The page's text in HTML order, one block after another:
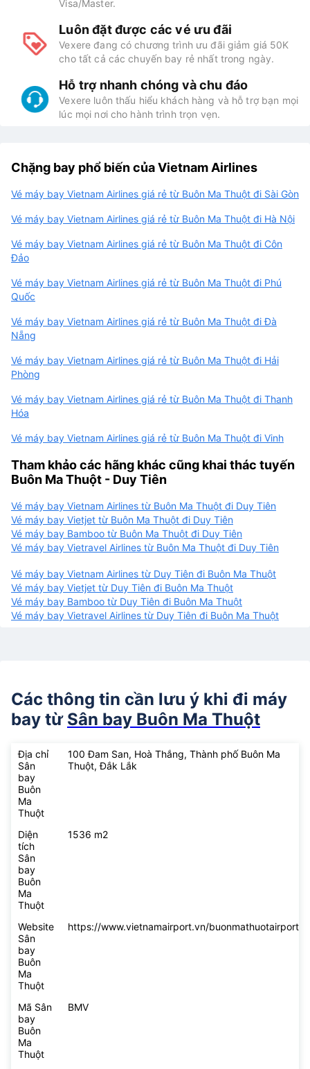
Visa/Master.
Luôn đặt được các vé ưu đãi
Vexere đang có chương trình ưu đãi giảm giá 50K
cho tất cả các chuyến bay rẻ nhất trong ngày.
Hỗ trợ nhanh chóng và chu đáo
Vexere luôn thấu hiểu khách hàng và hỗ trợ bạn mọi
lúc mọi nơi cho hành trình trọn vẹn.
Chặng bay phổ biến của Vietnam Airlines
Vé máy bay Vietnam Airlines giá rẻ từ Buôn Ma Thuột đi Sài Gòn
Vé máy bay Vietnam Airlines giá rẻ từ Buôn Ma Thuột đi Hà Nội
Vé máy bay Vietnam Airlines giá rẻ từ Buôn Ma Thuột đi Côn
Đảo
Vé máy bay Vietnam Airlines giá rẻ từ Buôn Ma Thuột đi Phú
Quốc
Vé máy bay Vietnam Airlines giá rẻ từ Buôn Ma Thuột đi Đà
Nẵng
Vé máy bay Vietnam Airlines giá rẻ từ Buôn Ma Thuột đi Hải
Phòng
Vé máy bay Vietnam Airlines giá rẻ từ Buôn Ma Thuột đi Thanh
Hóa
Vé máy bay Vietnam Airlines giá rẻ từ Buôn Ma Thuột đi Vinh
Tham khảo các hãng khác cũng khai thác tuyến
Buôn Ma Thuột - Duy Tiên
Vé máy bay Vietnam Airlines từ Buôn Ma Thuột đi Duy Tiên
Vé máy bay Vietjet từ Buôn Ma Thuột đi Duy Tiên
Vé máy bay Bamboo từ Buôn Ma Thuột đi Duy Tiên
Vé máy bay Vietravel Airlines từ Buôn Ma Thuột đi Duy Tiên
Vé máy bay Vietnam Airlines từ Duy Tiên đi Buôn Ma Thuột
Vé máy bay Vietjet từ Duy Tiên đi Buôn Ma Thuột
Vé máy bay Bamboo từ Duy Tiên đi Buôn Ma Thuột
Vé máy bay Vietravel Airlines từ Duy Tiên đi Buôn Ma Thuột
Các thông tin cần lưu ý khi đi máy
bay từ Sân bay Buôn Ma Thuột
Địa chỉ
Sân
bay
Buôn
Ma
Thuột
100 Đam San, Hoà Thắng, Thành phố Buôn Ma
Thuột, Đắk Lắk
Diện
tích
Sân
bay
Buôn
Ma
Thuột
1536 m2
Website
Sân
bay
Buôn
Ma
Thuột
https://www.vietnamairport.vn/buonmathuotairport/
Mã Sân
bay
Buôn
Ma
Thuột
BMV